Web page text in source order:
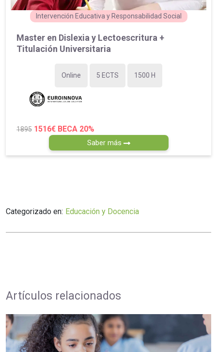
Intervención Educativa y Responsabilidad Social
Master en Dislexia y Lectoescritura +
Titulación Universitaria
Online 5 ECTS 1500 H
1895 1516€ BECA 20%
Saber más
Categorizado en: Educación y Docencia
Artículos relacionados